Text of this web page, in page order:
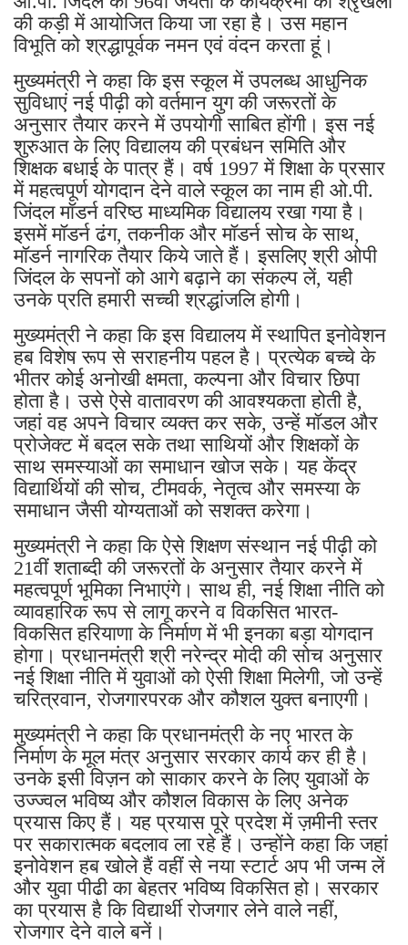
की कड़ी में आयोजित किया जा रहा है। उस महान
विभूति को श्रद्धापूर्वक नमन एवं वंदन करता हूं।
मुख्यमंत्री ने कहा कि इस स्कूल में उपलब्ध आधुनिक
सुविधाएं नई पीढ़ी को वर्तमान युग की जरूरतों के
अनुसार तैयार करने में उपयोगी साबित होंगी। इस नई
शुरुआत के लिए विद्यालय की प्रबंधन समिति और
शिक्षक बधाई के पात्र हैं। वर्ष 1997 में शिक्षा के प्रसार
में महत्वपूर्ण योगदान देने वाले स्कूल का नाम ही ओ.पी.
जिंदल मॉडर्न वरिष्ठ माध्यमिक विद्यालय रखा गया है।
इसमें मॉडर्न ढंग, तकनीक और मॉडर्न सोच के साथ,
मॉडर्न नागरिक तैयार किये जाते हैं। इसलिए श्री ओपी
जिंदल के सपनों को आगे बढ़ाने का संकल्प लें, यही
उनके प्रति हमारी सच्ची श्रद्धांजलि होगी।
मुख्यमंत्री ने कहा कि इस विद्यालय में स्थापित इनोवेशन
हब विशेष रूप से सराहनीय पहल है। प्रत्येक बच्चे के
भीतर कोई अनोखी क्षमता, कल्पना और विचार छिपा
होता है। उसे ऐसे वातावरण की आवश्यकता होती है,
जहां वह अपने विचार व्यक्त कर सके, उन्हें मॉडल और
प्रोजेक्ट में बदल सके तथा साथियों और शिक्षकों के
साथ समस्याओं का समाधान खोज सके। यह केंद्र
विद्यार्थियों की सोच, टीमवर्क, नेतृत्व और समस्या के
समाधान जैसी योग्यताओं को सशक्त करेगा।
मुख्यमंत्री ने कहा कि ऐसे शिक्षण संस्थान नई पीढ़ी को
21वीं शताब्दी की जरूरतों के अनुसार तैयार करने में
महत्वपूर्ण भूमिका निभाएंगे। साथ ही, नई शिक्षा नीति को
व्यावहारिक रूप से लागू करने व विकसित भारत-
विकसित हरियाणा के निर्माण में भी इनका बड़ा योगदान
होगा। प्रधानमंत्री श्री नरेन्द्र मोदी की सोच अनुसार
नई शिक्षा नीति में युवाओं को ऐसी शिक्षा मिलेगी, जो उन्हें
चरित्रवान, रोजगारपरक और कौशल युक्त बनाएगी।
मुख्यमंत्री ने कहा कि प्रधानमंत्री के नए भारत के
निर्माण के मूल मंत्र अनुसार सरकार कार्य कर ही है।
उनके इसी विज़न को साकार करने के लिए युवाओं के
उज्ज्वल भविष्य और कौशल विकास के लिए अनेक
प्रयास किए हैं। यह प्रयास पूरे प्रदेश में ज़मीनी स्तर
पर सकारात्मक बदलाव ला रहे हैं। उन्होंने कहा कि जहां
इनोवेशन हब खोले हैं वहीं से नया स्टार्ट अप भी जन्म लें
और युवा पीढी का बेहतर भविष्य विकसित हो। सरकार
का प्रयास है कि विद्यार्थी रोजगार लेने वाले नहीं,
रोजगार देने वाले बनें।